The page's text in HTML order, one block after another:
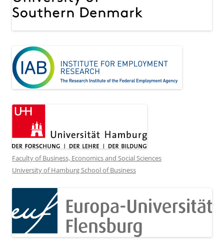
Faculty of Business, Economics and Social Sciences
University of Hamburg School of Business